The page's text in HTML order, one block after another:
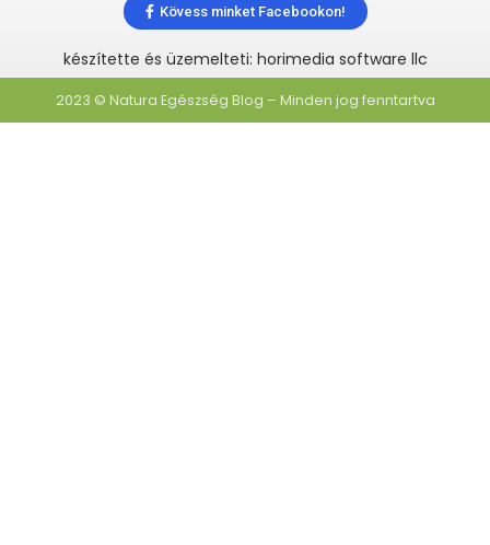
Kövess minket Facebookon!
készítette és üzemelteti: horimedia software llc
2023 © Natura Egészség Blog – Minden jog fenntartva